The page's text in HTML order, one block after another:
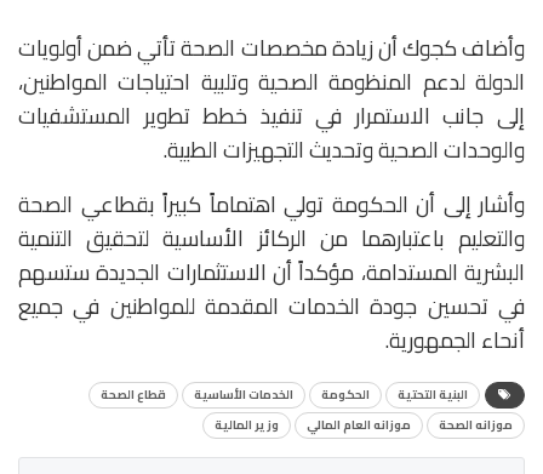
وأضاف كجوك أن زيادة مخصصات الصحة تأتي ضمن أولويات
الدولة لدعم المنظومة الصحية وتلبية احتياجات المواطنين،
إلى جانب الاستمرار في تنفيذ خطط تطوير المستشفيات
والوحدات الصحية وتحديث التجهيزات الطبية.
وأشار إلى أن الحكومة تولي اهتماماً كبيراً بقطاعي الصحة
والتعليم باعتبارهما من الركائز الأساسية لتحقيق التنمية
البشرية المستدامة، مؤكداً أن الاستثمارات الجديدة ستسهم
في تحسين جودة الخدمات المقدمة للمواطنين في جميع
أنحاء الجمهورية.
البنية التحتية الحكومة الخدمات الأساسية
قطاع الصحة
موزانه الصحة
موزانه العام المالي وزير المالية